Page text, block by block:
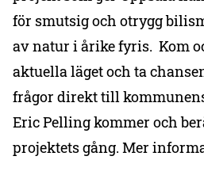
för smutsig och otrygg
av natur i årike fyris. Kom
aktuella läget och ta
frågor direkt till
Eric Pelling kommer och
projektets gång. Mer